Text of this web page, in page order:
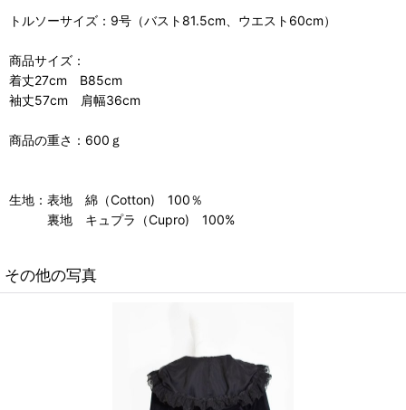
トルソーサイズ：9号（バスト81.5cm、ウエスト60cm）
商品サイズ：
着丈27cm B85cm
袖丈57cm 肩幅36cm
商品の重さ：600ｇ
生地：表地 綿（Cotton) 100％
裏地 キュプラ（Cupro) 100%
その他の写真